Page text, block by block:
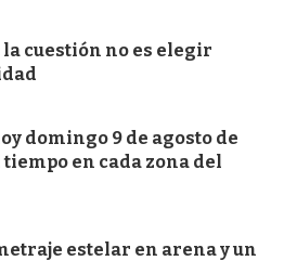
cuestión no es elegir
domingo 9 de agosto de
tiempo en cada zona del
estelar en arena y un